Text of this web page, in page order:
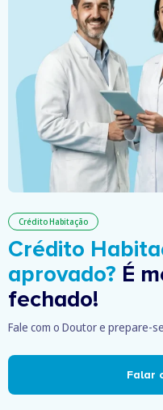
Crédito Habitação
Crédito
aprovado? É
fechado!
Fale com o Doutor e prepare-
Falar